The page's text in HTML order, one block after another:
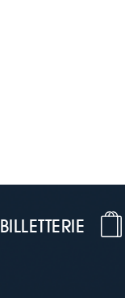
BILLETTERIE